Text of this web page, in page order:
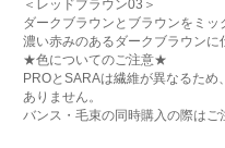
＜レッドブラウン03＞
ダークブラウンとブラウンをミッ
濃い赤みのあるダークブラウンに
★色についてのご注意★
PROとSARAは繊維が異なるた
ありません。
バンス・毛束の同時購入の際はご